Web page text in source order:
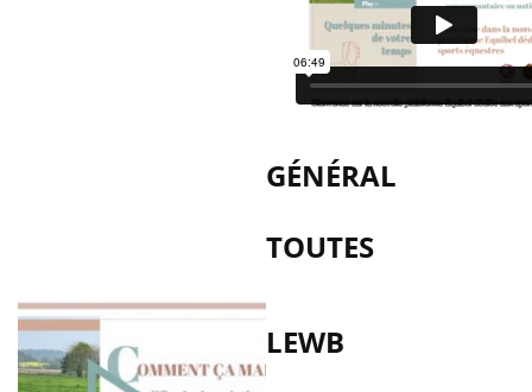
GÉNÉRAL
TOUTES
LEWB